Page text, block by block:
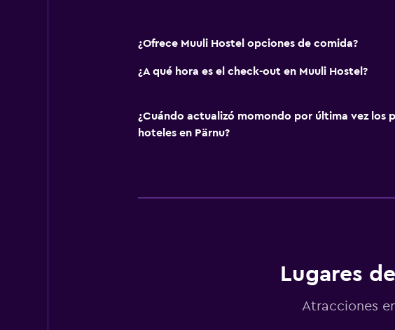
¿Ofrece Muuli Hostel opciones de comida?
¿A qué hora es el check-out en Muuli Hostel?
¿Cuándo actualizó momondo por última vez los
hoteles en Pärnu?
Lugares
Atracciones